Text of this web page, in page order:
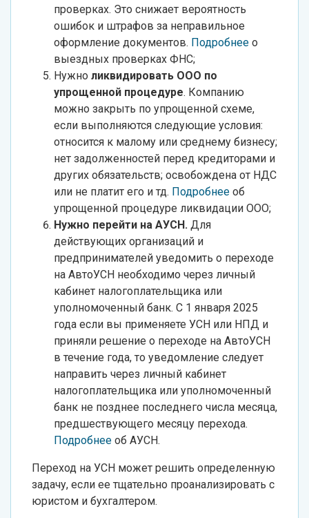
проверках. Это снижает вероятность
ошибок и штрафов за неправильное
оформление документов. Подробнее о
выездных проверках ФНС;
Нужно ликвидировать ООО по
упрощенной процедуре. Компанию
можно закрыть по упрощенной схеме,
если выполняются следующие условия:
относится к малому или среднему бизнесу;
нет задолженностей перед кредиторами и
других обязательств; освобождена от НДС
или не платит его и тд. Подробнее об
упрощенной процедуре ликвидации ООО;
Нужно перейти на АУСН. Для
действующих организаций и
предпринимателей уведомить о переходе
на АвтоУСН необходимо через личный
кабинет налогоплательщика или
уполномоченный банк. С 1 января 2025
года если вы применяете УСН или НПД и
приняли решение о переходе на АвтоУСН
в течение года, то уведомление следует
направить через личный кабинет
налогоплательщика или уполномоченный
банк не позднее последнего числа месяца,
предшествующего месяцу перехода.
Подробнее об АУСН.
Переход на УСН может решить определенную
задачу, если ее тщательно проанализировать с
юристом и бухгалтером.